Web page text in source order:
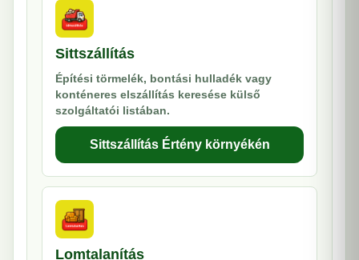
Sittszállítás
Építési törmelék, bontási hulladék vagy
konténeres elszállítás keresése külső
szolgáltatói listában.
Sittszállítás Értény környékén
Lomtalanítás